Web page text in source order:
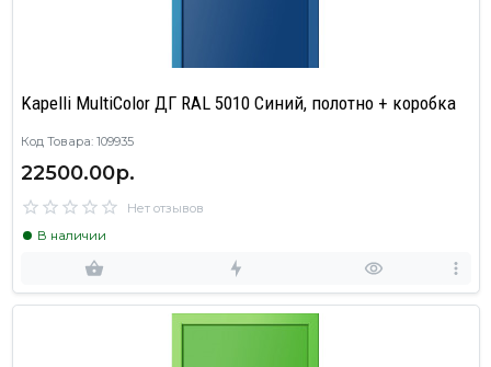
Kapelli MultiColor ДГ RAL 5010 Синий, полотно + коробка
Код Товара: 109935
22500.00р.
Нет отзывов
В наличии